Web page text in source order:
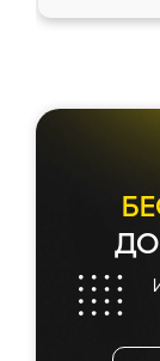
мебель
каких-
довольна,